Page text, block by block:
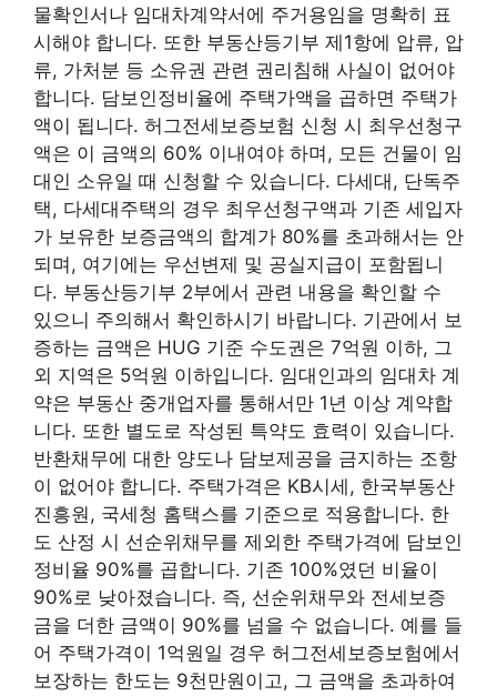
물확인서나 임대차계약서에 주거용임을 명확히 표
시해야 합니다. 또한 부동산등기부 제1항에 압류, 압
류, 가처분 등 소유권 관련 권리침해 사실이 없어야
합니다. 담보인정비율에 주택가액을 곱하면 주택가
액이 됩니다. 허그전세보증보험 신청 시 최우선청구
액은 이 금액의 60% 이내여야 하며, 모든 건물이 임
대인 소유일 때 신청할 수 있습니다. 다세대, 단독주
택, 다세대주택의 경우 최우선청구액과 기존 세입자
가 보유한 보증금액의 합계가 80%를 초과해서는 안
되며, 여기에는 우선변제 및 공실지급이 포함됩니
다. 부동산등기부 2부에서 관련 내용을 확인할 수
있으니 주의해서 확인하시기 바랍니다. 기관에서 보
증하는 금액은 HUG 기준 수도권은 7억원 이하, 그
외 지역은 5억원 이하입니다. 임대인과의 임대차 계
약은 부동산 중개업자를 통해서만 1년 이상 계약합
니다. 또한 별도로 작성된 특약도 효력이 있습니다.
반환채무에 대한 양도나 담보제공을 금지하는 조항
이 없어야 합니다. 주택가격은 KB시세, 한국부동산
진흥원, 국세청 홈택스를 기준으로 적용합니다. 한
도 산정 시 선순위채무를 제외한 주택가격에 담보인
정비율 90%를 곱합니다. 기존 100%였던 비율이
90%로 낮아졌습니다. 즉, 선순위채무와 전세보증
금을 더한 금액이 90%를 넘을 수 없습니다. 예를 들
어 주택가격이 1억원일 경우 허그전세보증보험에서
보장하는 한도는 9천만원이고, 그 금액을 초과하여